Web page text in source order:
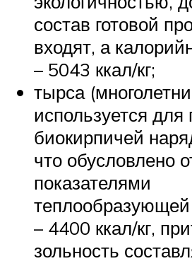
состав готовой
входят, а
– 5043 ккал/кг;
тырса
используется для
биокирпичей
что обусловлено
показателями
теплообразующей
– 4400 ккал/кг,
зольность